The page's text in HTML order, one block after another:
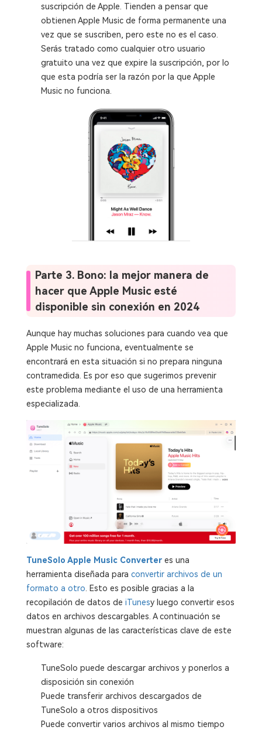
suscripción de Apple. Tienden a pensar que
obtienen Apple Music de forma permanente una
vez que se suscriben, pero este no es el caso.
Serás tratado como cualquier otro usuario
gratuito una vez que expire la suscripción, por lo
que esta podría ser la razón por la que Apple
Music no funciona.
Parte 3. Bono: la mejor manera de
hacer que Apple Music esté
disponible sin conexión en 2024
Aunque hay muchas soluciones para cuando vea que
Apple Music no funciona, eventualmente se
encontrará en esta situación si no prepara ninguna
contramedida. Es por eso que sugerimos prevenir
este problema mediante el uso de una herramienta
especializada.
TuneSolo Apple Music Converter es una
herramienta diseñada para convertir archivos de un
formato a otro. Esto es posible gracias a la
recopilación de datos de iTunesy luego convertir esos
datos en archivos descargables. A continuación se
muestran algunas de las características clave de este
software:
TuneSolo puede descargar archivos y ponerlos a
disposición sin conexión
Puede transferir archivos descargados de
TuneSolo a otros dispositivos
Puede convertir varios archivos al mismo tiempo